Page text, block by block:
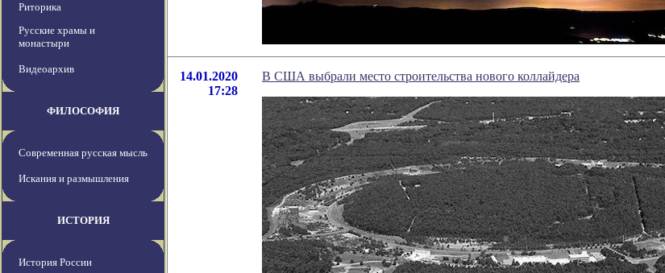
Риторика
Русские храмы и
монастыри
Видеоархив
ФИЛОСОФИЯ
Современная русская мысль
Искания и размышления
ИСТОРИЯ
История России
14.01.2020
17:28
В США выбрали место строительства нового коллайдера